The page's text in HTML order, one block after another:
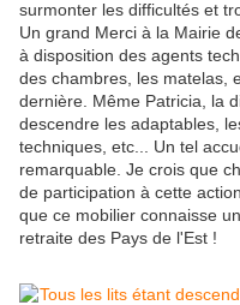
surmonter les difficultés et
Un grand Merci à la Mairie
à disposition des agents
des chambres, les matelas,
dernière. Même Patricia, la
descendre les adaptables,
techniques, etc... Un tel
remarquable. Je crois que
de participation à cette
que ce mobilier connaisse
retraite des Pays de l'Est !